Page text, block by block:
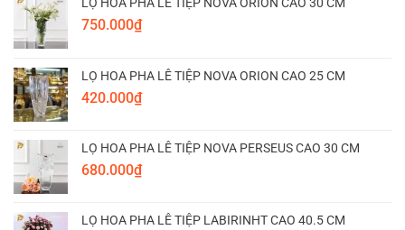
LỌ HOA PHA LÊ TIỆP NOVA ORION CAO 30 CM
750.000₫
LỌ HOA PHA LÊ TIỆP NOVA ORION CAO 25 CM
420.000₫
LỌ HOA PHA LÊ TIỆP NOVA PERSEUS CAO 30 CM
680.000₫
LỌ HOA PHA LÊ TIỆP LABIRINHT CAO 40.5 CM